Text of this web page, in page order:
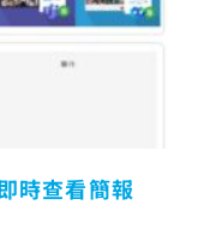
時查看簡報